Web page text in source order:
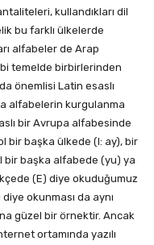
kullandıkları dil
bu farklı ülkelerde
alfabeler de Arap
temelde birbirlerinden
önemlisi Latin esaslı
alfabelerin kurgulanma
bir Avrupa alfabesinde
bir başka ülkede (I: ay), bir
bir başka alfabede (yu) ya
(E) diye okuduğumuz
okunması da aynı
güzel bir örnektir. Ancak
ortamında yazılı